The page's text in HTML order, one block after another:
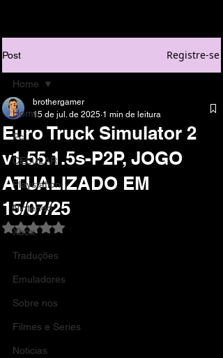
Post Registre-se
Home
Pc
CELULAR
Playstation
Nintendo
Xbox
Traduções
Emuladores
Sobre nos
Filmes e Series
Noticias
Home
Euro Truck Simulator 2
v1.55.1.5s-P2P, JOGO
ATUALIZADO EM
15/07/25
brothergamer
15 de jul. de 2025 1 min de leitura
Avaliado com NaN de 5 estrelas.